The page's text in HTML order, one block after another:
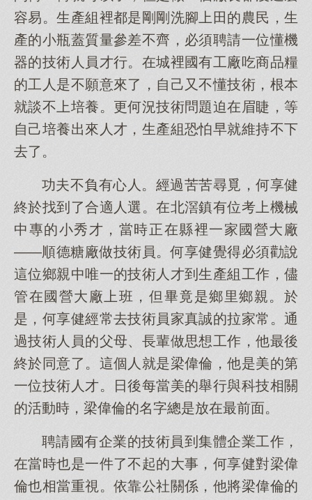
容易。生產組裡都是剛剛洗腳上田的農民，生
產的小瓶蓋質量參差不齊，必須聘請一位懂機
器的技術人員才行。在城裡國有工廠吃商品糧
的工人是不願意來了，自己又不懂技術，根本
就談不上培養。更何況技術問題迫在眉睫，等
自己培養出來人才，生產組恐怕早就維持不下
去了。
功夫不負有心人。經過苦苦尋覓，何享健
終於找到了合適人選。在北滘鎮有位考上機械
中專的小秀才，當時正在縣裡一家國營大廠
——順德糖廠做技術員。何享健覺得必須勸說
這位鄉親中唯一的技術人才到生產組工作，儘
管在國營大廠上班，但畢竟是鄉里鄉親。於
是，何享健經常去技術員家真誠的拉家常。通
過技術人員的父母、長輩做思想工作，他最後
終於同意了。這個人就是梁偉倫，他是美的第
一位技術人才。日後每當美的舉行與科技相關
的活動時，梁偉倫的名字總是放在最前面。
聘請國有企業的技術員到集體企業工作，
在當時也是一件了不起的大事，何享健對梁偉
倫也相當重視。依靠公社關係，他將梁偉倫的